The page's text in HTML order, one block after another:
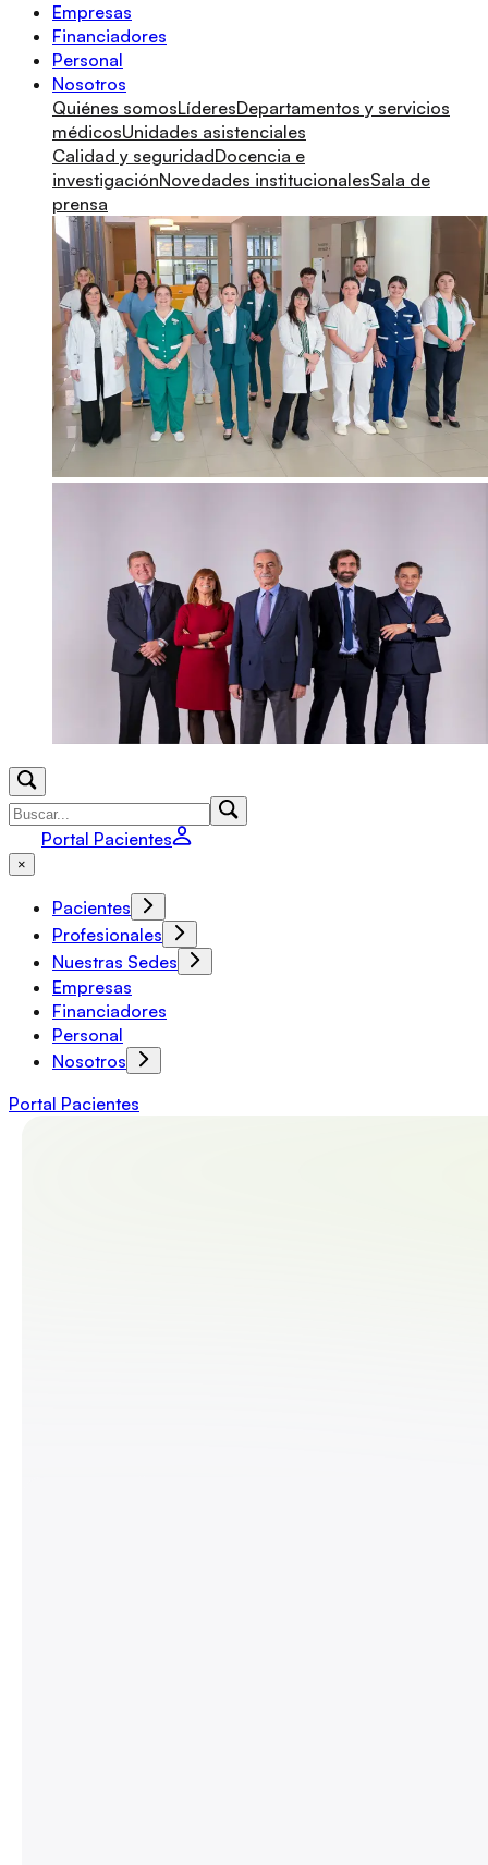
Empresas
Financiadores
Personal
Nosotros
Quiénes somosLíderesDepartamentos y servicios
médicosUnidades asistenciales
Calidad y seguridadDocencia e
investigaciónNovedades institucionalesSala de
prensa
Portal Pacientes
×
Pacientes
Profesionales
Nuestras Sedes
Empresas
Financiadores
Personal
Nosotros
Portal Pacientes